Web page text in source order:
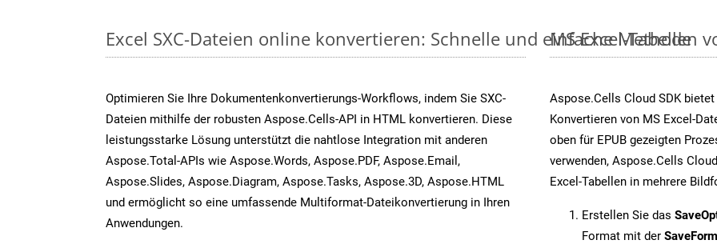
Excel SXC-Dateien online konvertieren: Schnelle und einfache Methode
Optimieren Sie Ihre Dokumentenkonvertierungs-Workflows, indem Sie SXC-
Dateien mithilfe der robusten Aspose.Cells-API in HTML konvertieren. Diese
leistungsstarke Lösung unterstützt die nahtlose Integration mit anderen
Aspose.Total-APIs wie Aspose.Words, Aspose.PDF, Aspose.Email,
Aspose.Slides, Aspose.Diagram, Aspose.Tasks, Aspose.3D, Aspose.HTML
und ermöglicht so eine umfassende Multiformat-Dateikonvertierung in Ihren
Anwendungen.
MS Excel-Tabellen
Aspose.Cells Cloud SDK
Konvertieren von MS Excel-
oben für EPUB gezeigten
verwenden, Aspose.Cells
Excel-Tabellen in mehrere
Erstellen Sie das
Format mit der